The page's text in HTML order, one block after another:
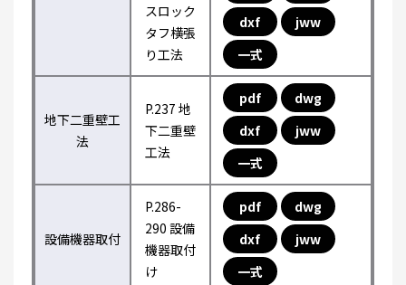
スロック
タフ横張
り工法
dxf
jww
一式
地下二重壁工
法
P.237 地
下二重壁
工法
pdf
dwg
dxf
jww
一式
設備機器取付
P.286-
290 設備
機器取付
け
pdf
dwg
dxf
jww
一式